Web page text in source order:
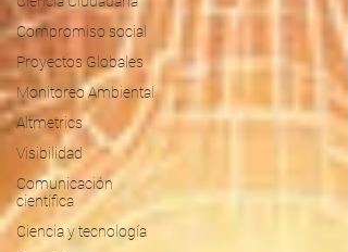
Compromiso social
Proyectos Globales
Monitoreo Ambiental
Altmetrics
Visibilidad
Comunicación
científica
Ciencia y tecnología